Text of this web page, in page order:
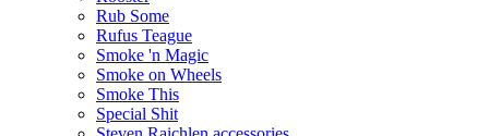
Rub Some
Rufus Teague
Smoke 'n Magic
Smoke on Wheels
Smoke This
Special Shit